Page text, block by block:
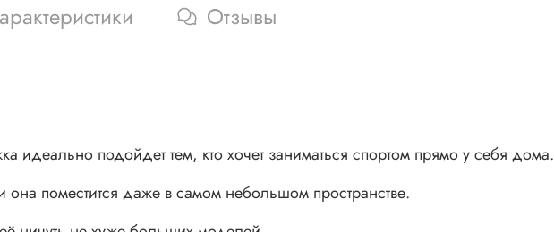
Отзывы
идеально подойдет тем, кто хочет заниматься спортом прямо у себя дома.
она поместится даже в самом небольшом пространстве.